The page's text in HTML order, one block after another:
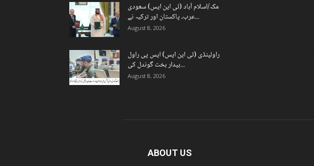
مکہ/اسلام آباد (ٹی این ایس) سعودی
عرب، پاکستان اور ترکیہ نے...
August 8, 2026
راولپنڈی (ٹی این ایس) ایس پی راول
بیدار بخت گوندل کی...
August 8, 2026
ABOUT US